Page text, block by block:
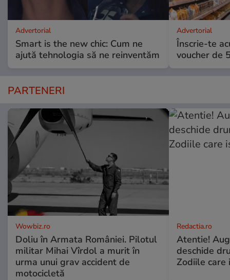
Advertorial
Smart is the new chic: Cum ne
ajută tehnologia să ne reinventăm
Advertorial
Înscrie-te
voucher de
PARTENERI
Wowbiz.ro
Doliu în Armata României. Pilotul
militar Mihai Vîrdol a murit în
urma unui grav accident de
motocicletă
Redactia.ro
Atentie!
deschide
Zodiile care